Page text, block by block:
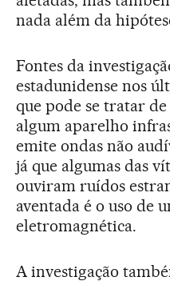
nada além da
Fontes da
estadunidense nos
que pode se tratar
algum aparelho
emite ondas não
já que algumas das
ouviram ruídos
aventada é o uso de
eletromagnética.
A investigação